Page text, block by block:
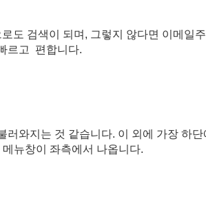
도 검색이 되며, 그렇지 않다면 이메일
르고 편합니다.
와지는 것 같습니다. 이 외에 가장 하단
뉴창이 좌측에서 나옵니다.